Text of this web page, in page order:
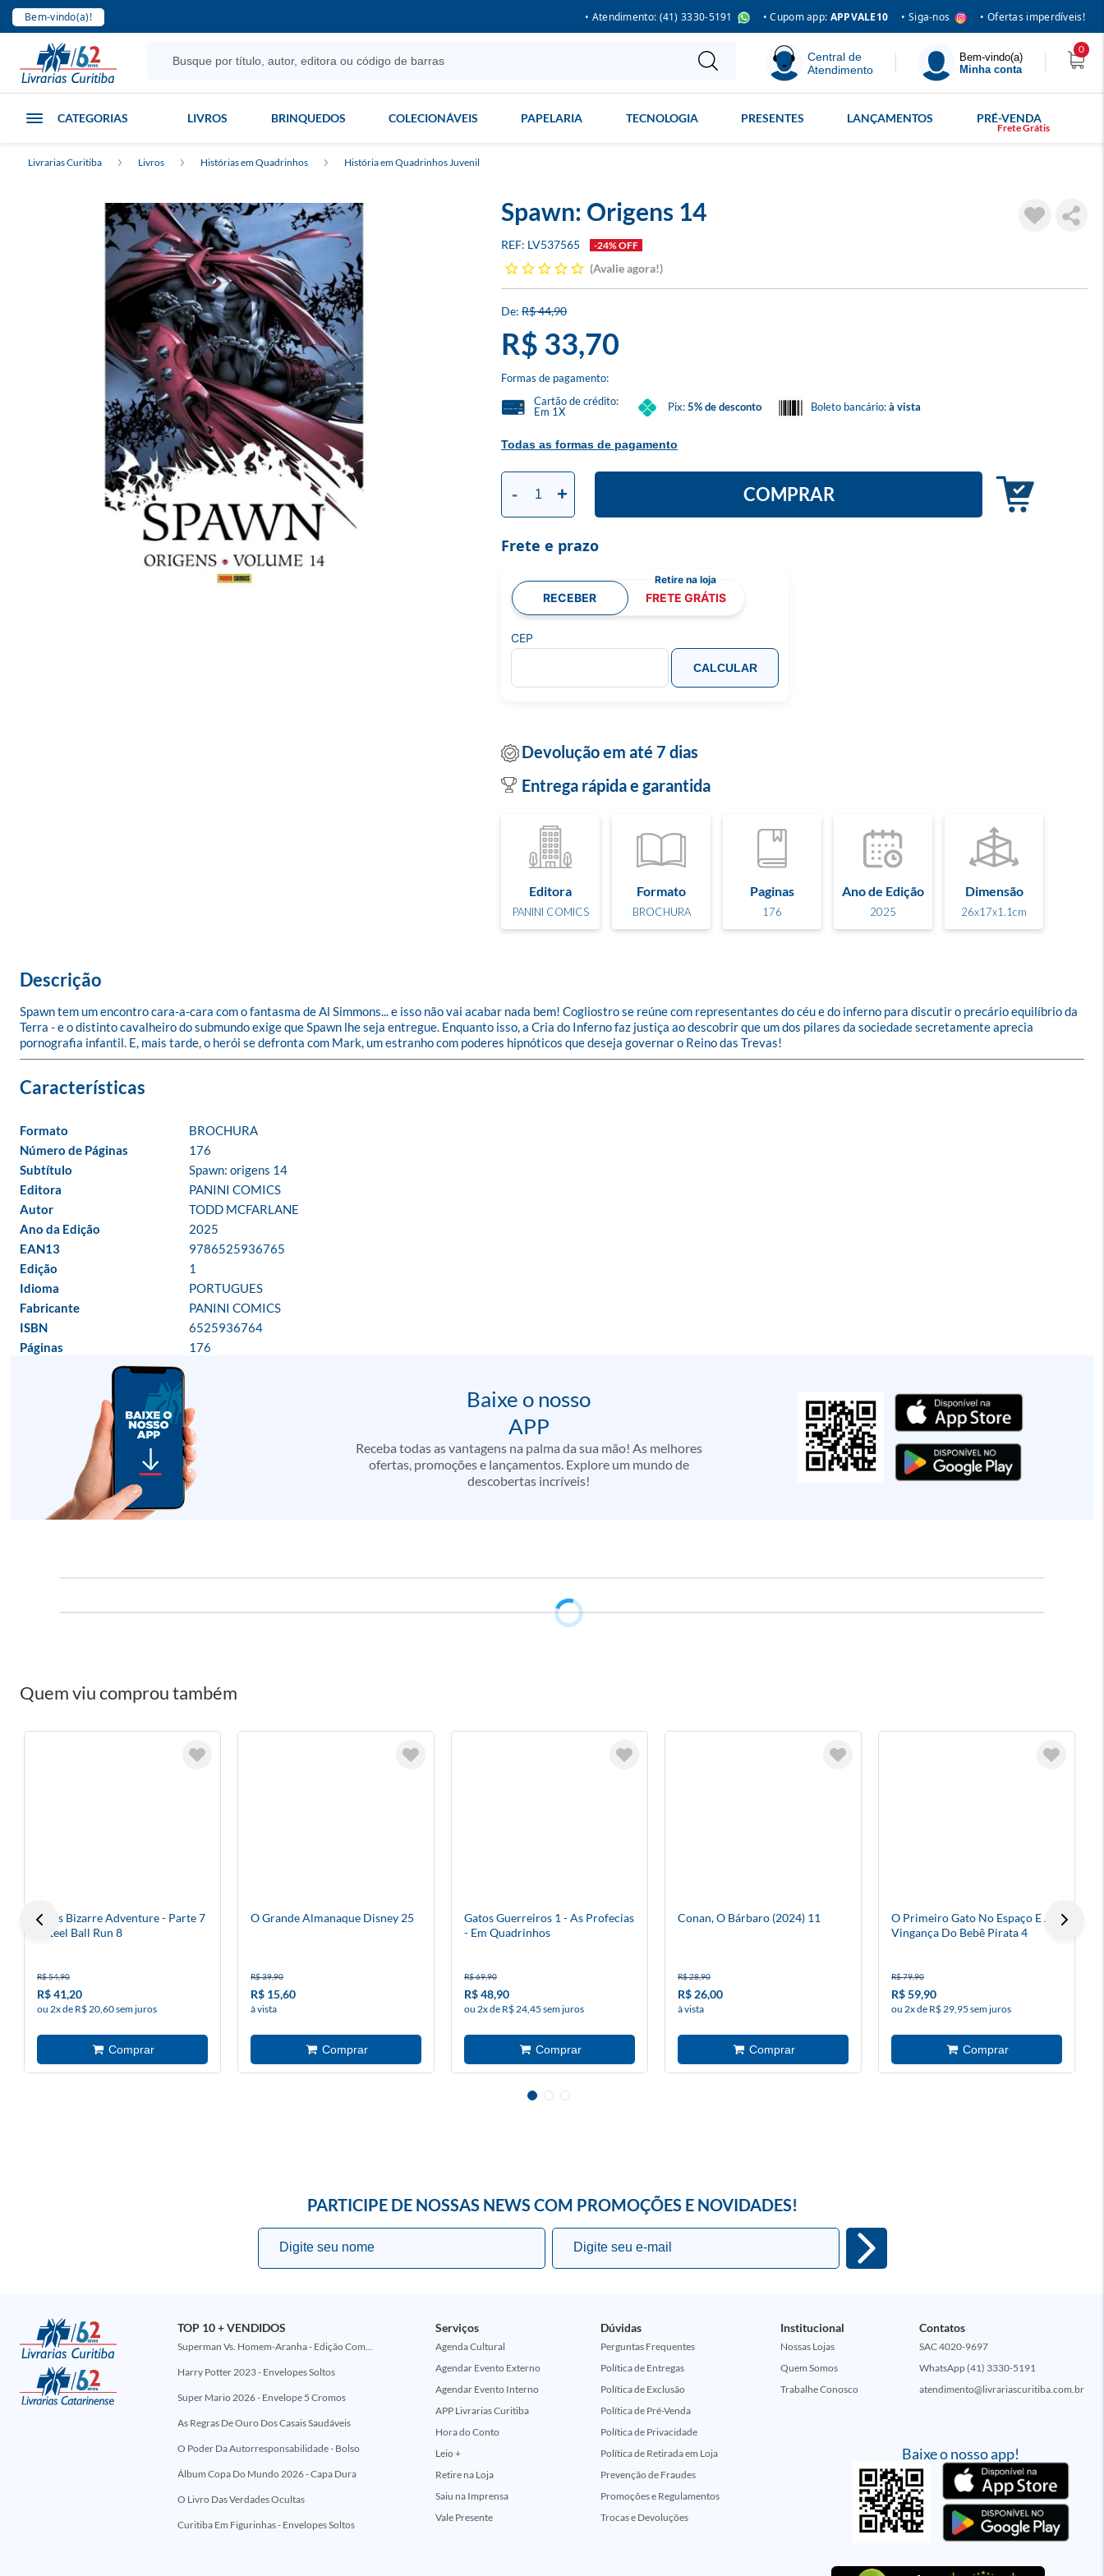
Bem-vindo(a)! • Atendimento: (41) 3330-5191 • Cupom app: APPVALE10 • Siga-nos • Ofertas imperdíveis!
Central de
Atendimento
Bem-vindo(a)
Minha conta
0
CATEGORIAS LIVROS BRINQUEDOS COLECIONÁVEIS PAPELARIA TECNOLOGIA PRESENTES LANÇAMENTOS PRÉ-VENDA
Livrarias Curitiba Livros Histórias em Quadrinhos História em Quadrinhos Juvenil
Spawn: Origens 14
LV537565 -24% OFF
Avalie agora!
R$ 44,90
R$ 33,70
Formas de pagamento:
Todas as formas de pagamento
Cartão de crédito:
Em 1X
Pix:5% de desconto Boleto bancário:à vista
- + COMPRAR
Frete e prazo
RECEBER FRETE GRÁTIS
CEP
CALCULAR
Devolução em até 7 dias
Entrega rápida e garantida
Editora
PANINI COMICS
Formato
BROCHURA
Paginas
176
Ano de Edição
2025
Dimensão
26x17x1.1cm
Descrição
Spawn tem um encontro cara-a-cara com o fantasma de Al Simmons... e isso não vai acabar nada bem! Cogliostro se reúne com representantes do céu e do inferno para discutir o precário equilíbrio da
Terra - e o distinto cavalheiro do submundo exige que Spawn lhe seja entregue. Enquanto isso, a Cria do Inferno faz justiça ao descobrir que um dos pilares da sociedade secretamente aprecia
pornografia infantil. E, mais tarde, o herói se defronta com Mark, um estranho com poderes hipnóticos que deseja governar o Reino das Trevas!
Formato
BROCHURA
Número de Páginas
176
Subtítulo
Spawn: origens 14
Editora
PANINI COMICS
Autor
TODD MCFARLANE
Ano da Edição
2025
EAN13
9786525936765
Edição
1
Idioma
PORTUGUES
Fabricante
PANINI COMICS
ISBN
6525936764
Páginas
176
Baixe o nosso
APP
Receba todas as vantagens na palma da sua mão! As melhores
ofertas, promoções e lançamentos. Explore um mundo de
descobertas incríveis!
Quem viu comprou também
Jojos Bizarre Adventure - Parte 7
- Steel Ball Run 8
R$ 54,90
R$ 41,20
ou 2x de R$ 20,60 sem juros
O Grande Almanaque Disney 25
R$ 39,90
R$ 15,60
à vista
Gatos Guerreiros 1 - As Profecias
- Em Quadrinhos
R$ 69,90
R$ 48,90
ou 2x de R$ 24,45 sem juros
Conan, O Bárbaro (2024) 11
R$ 28,90
R$ 26,00
à vista
O Primeiro Gato No Espaço E A
Vingança Do Bebê Pirata 4
R$ 79,90
R$ 59,90
ou 2x de R$ 29,95 sem juros
PARTICIPE DE NOSSAS NEWS COM PROMOÇÕES E NOVIDADES!
Baixe o nosso app!
TOP 10 + VENDIDOS
Superman Vs. Homem-Aranha - Edição Comemorativa 50 Anos (Encontros Clássicos Dc E Marvel)
Harry Potter 2023 - Envelopes Soltos
Super Mario 2026 - Envelope 5 Cromos
As Regras De Ouro Dos Casais Saudáveis
O Poder Da Autorresponsabilidade - Bolso
Álbum Copa Do Mundo 2026 - Capa Dura
O Livro Das Verdades Ocultas
Curitiba Em Figurinhas - Envelopes Soltos
Serviços
Agenda Cultural
Agendar Evento Externo
Agendar Evento Interno
APP Livrarias Curitiba
Hora do Conto
Leio +
Retire na Loja
Saiu na Imprensa
Vale Presente
Dúvidas
Perguntas Frequentes
Política de Entregas
Política de Exclusão
Política de Pré-Venda
Política de Privacidade
Política de Retirada em Loja
Prevenção de Fraudes
Promoções e Regulamentos
Trocas e Devoluções
Institucional
Nossas Lojas
Quem Somos
Trabalhe Conosco
Contatos
SAC 4020-9697
WhatsApp (41) 3330-5191
atendimento@livrariascuritiba.com.br